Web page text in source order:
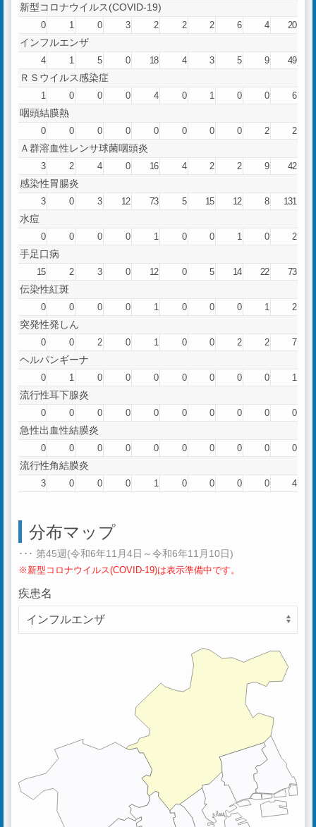
新型コロナウイルス(COVID-19)
0 1 0 3 2 2 2 6 4 20
インフルエンザ
4 1 5 0 18 4 3 5 9 49
ＲＳウイルス感染症
1 0 0 0 4 0 1 0 0 6
咽頭結膜熱
0 0 0 0 0 0 0 0 2 2
Ａ群溶血性レンサ球菌咽頭炎
3 2 4 0 16 4 2 2 9 42
感染性胃腸炎
3 0 3 12 73 5 15 12 8 131
水痘
0 0 0 0 1 0 0 1 0 2
手足口病
15 2 3 0 12 0 5 14 22 73
伝染性紅斑
0 0 0 0 1 0 0 0 1 2
突発性発しん
0 0 2 0 1 0 0 2 2 7
ヘルパンギーナ
0 1 0 0 0 0 0 0 0 1
流行性耳下腺炎
0 0 0 0 0 0 0 0 0 0
急性出血性結膜炎
0 0 0 0 0 0 0 0 0 0
流行性角結膜炎
3 0 0 0 1 0 0 0 0 4
分布マップ
･･･ 第45週(令和6年11月4日～令和6年11月10日)
※新型コロナウイルス(COVID-19)は表示準備中です。
疾患名